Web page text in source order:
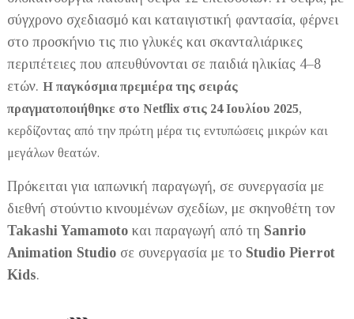
σύγχρονο σχεδιασμό και καταιγιστική φαντασία, φέρνει
στο προσκήνιο τις πιο γλυκές και σκανταλιάρικες
περιπέτειες που απευθύνονται σε παιδιά ηλικίας 4–8
ετών.Η παγκόσμια πρεμιέρα της σειράς
πραγματοποιήθηκε στο Netflix στις 24 Ιουλίου 2025,
κερδίζοντας από την πρώτη μέρα τις εντυπώσεις μικρών και
μεγάλων θεατών.
Πρόκειται για ιαπωνική παραγωγή, σε συνεργασία με
διεθνή στούντιο κινουμένων σχεδίων, με σκηνοθέτη τον
Takashi Yamamoto και παραγωγή από τη Sanrio
Animation Studio σε συνεργασία με το Studio Pierrot
Kids.